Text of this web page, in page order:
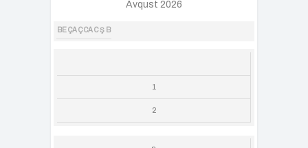
Avqust 2026
BE ÇA Ç CA C Ş B
1
2